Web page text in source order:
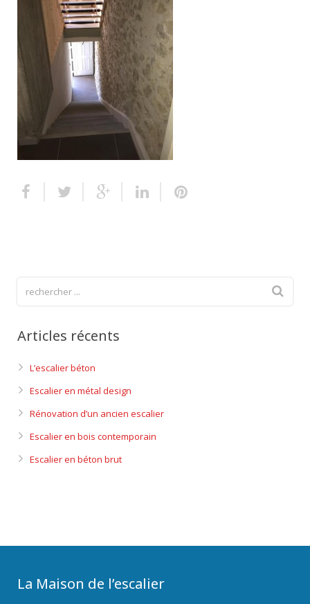
Escalier extérieur
Finitions pour escalier
Articles récents
L’escalier béton
Escalier en métal design
Rénovation d’un ancien escalier
Escalier en bois contemporain
Escalier en béton brut
La Maison de l’escalier